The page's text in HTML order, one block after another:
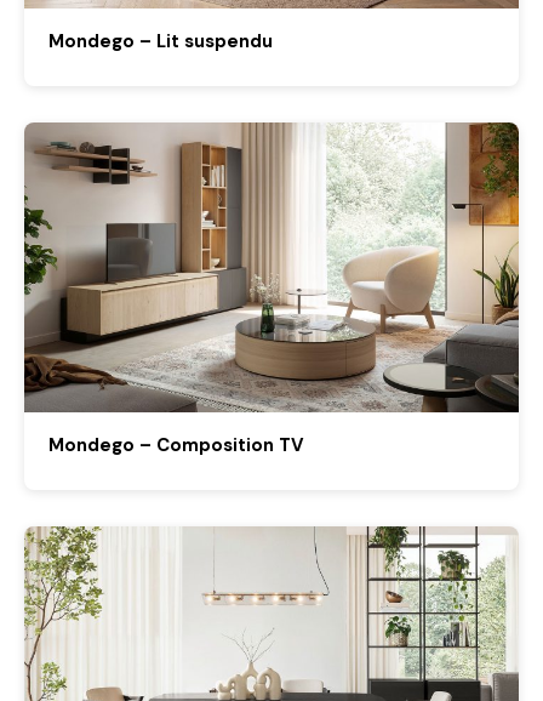
Mondego – Lit suspendu
Mondego – Composition TV